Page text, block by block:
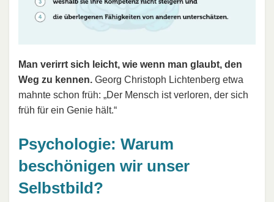
Man verirrt sich leicht, wie wenn man glaubt, den
Weg zu kennen. Georg Christoph Lichtenberg etwa
mahnte schon früh: „Der Mensch ist verloren, der sich
früh für ein Genie hält.“
Psychologie: Warum
beschönigen wir unser
Selbstbild?